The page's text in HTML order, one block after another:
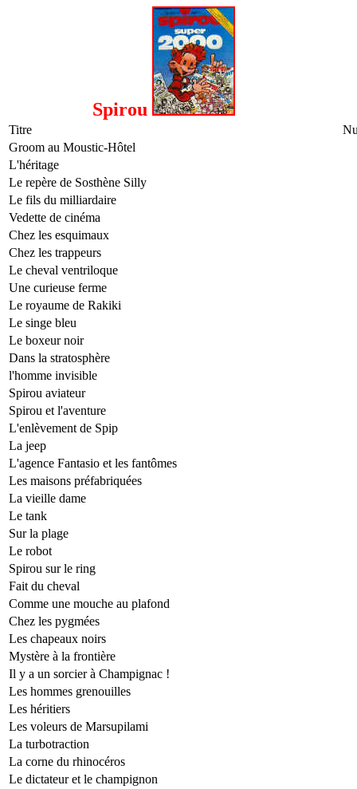
Spirou
Titre
Groom au Moustic-Hôtel
L'héritage
Le repère de Sosthène Silly
Le fils du milliardaire
Vedette de cinéma
Chez les esquimaux
Chez les trappeurs
Le cheval ventriloque
Une curieuse ferme
Le royaume de Rakiki
Le singe bleu
Le boxeur noir
Dans la stratosphère
l'homme invisible
Spirou aviateur
Spirou et l'aventure
L'enlèvement de Spip
La jeep
L'agence Fantasio et les fantômes
Les maisons préfabriquées
La vieille dame
Le tank
Sur la plage
Le robot
Spirou sur le ring
Fait du cheval
Comme une mouche au plafond
Chez les pygmées
Les chapeaux noirs
Mystère à la frontière
Il y a un sorcier à Champignac !
Les hommes grenouilles
Les héritiers
Les voleurs de Marsupilami
La turbotraction
La corne du rhinocéros
Le dictateur et le champignon